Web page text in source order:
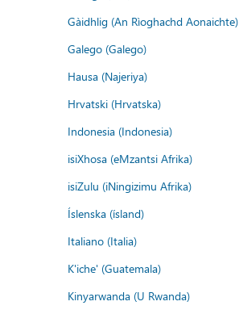
Gàidhlig (An Rìoghachd Aonaichte)
Galego (Galego)
Hausa (Najeriya)
Hrvatski (Hrvatska)
Indonesia (Indonesia)
isiXhosa (eMzantsi Afrika)
isiZulu (iNingizimu Afrika)
Íslenska (ísland)
Italiano (Italia)
K'iche' (Guatemala)
Kinyarwanda (U Rwanda)